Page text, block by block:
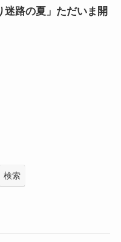
路の夏」ただいま開
検索